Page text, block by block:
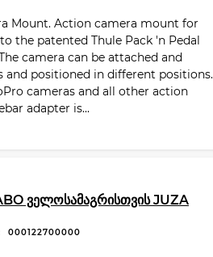
Mount. Action camera mount for
the patented Thule Pack 'n Pedal
camera can be attached and
and positioned in different positions.
cameras and all other action
adapter is...
ველოსამაგრისთვის JUZA
000122700000